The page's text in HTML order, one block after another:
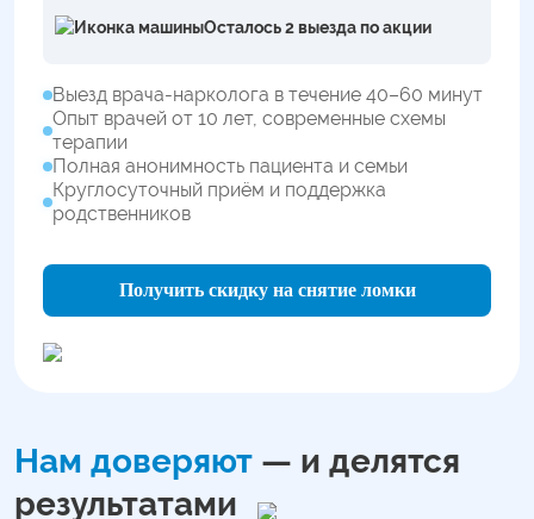
Осталось 2 выезда по акции
Выезд врача-нарколога в течение 40–60 минут
Опыт врачей от 10 лет, современные схемы
терапии
Полная анонимность пациента и семьи
Круглосуточный приём и поддержка
родственников
Получить скидку на снятие ломки
Нам доверяют — и делятся
результатами